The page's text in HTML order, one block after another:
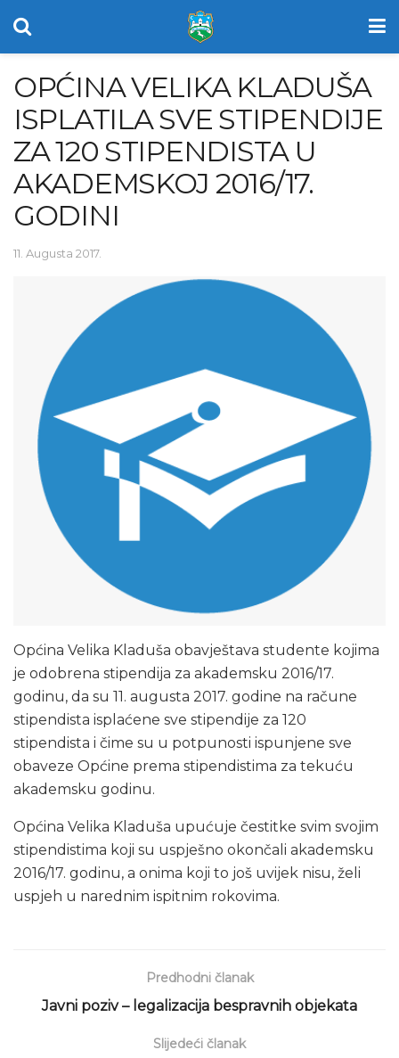
OPĆINA VELIKA KLADUŠA
ISPLATILA SVE STIPENDIJE
ZA 120 STIPENDISTA U
AKADEMSKOJ 2016/17.
GODINI
11. Augusta 2017.
Općina Velika Kladuša obavještava studente kojima
je odobrena stipendija za akademsku 2016/17.
godinu, da su 11. augusta 2017. godine na račune
stipendista isplaćene sve stipendije za 120
stipendista i čime su u potpunosti ispunjene sve
obaveze Općine prema stipendistima za tekuću
akademsku godinu.
Općina Velika Kladuša upućuje čestitke svim svojim
stipendistima koji su uspješno okončali akademsku
2016/17. godinu, a onima koji to još uvijek nisu, želi
uspjeh u narednim ispitnim rokovima.
Predhodni članak
Javni poziv – legalizacija bespravnih objekata
Slijedeći članak